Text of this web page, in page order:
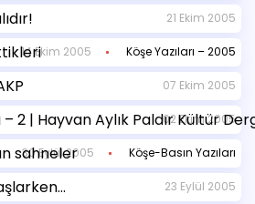
21 Ekim 2005
14 Ekim 2005 Köşe Yazıları – 2005
07 Ekim 2005
– 2 | Hayvan Aylık Paldır Kültür
02 Ekim 2005
sahneler
30 Eylül 2005 Köşe-Basın Yazıları
23 Eylül 2005